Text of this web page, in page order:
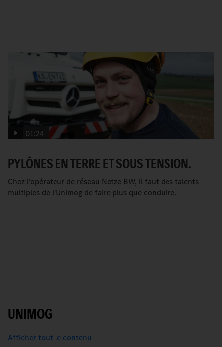
01:24
PYLÔNES EN TERRE ET SOUS TENSION.
Chez l’opérateur de réseau Netze BW, il faut des talents
multiples de l'Unimog de faire plus que conduire.
UNIMOG
Afficher tout le contenu